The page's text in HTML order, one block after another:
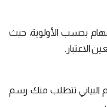
بحسب الأولوية، حيث
الاعتبار.
البياني تتطلب منك رسم